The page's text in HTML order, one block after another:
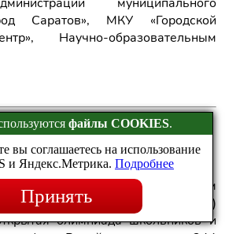
Саратов», МКУ «Городской
Научно-образовательным
завершилась XIX
по криптографии
государственном
Н.Г. Чернышевского (СГУ)
олимпиада школьников и
файлы COOKIES.
вы соглашаетесь на использование
и Яндекс.Метрика. Подробнее
Принять